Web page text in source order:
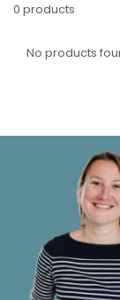
0 products
No products